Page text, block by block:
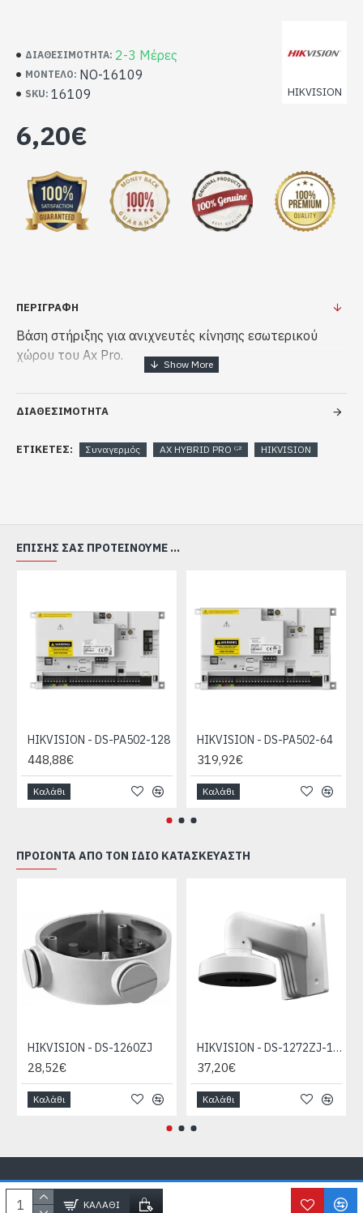
ΔΙΑΘΕΣΙΜΌΤΗΤΑ: 2-3 Μέρες
ΜΟΝΤΈΛΟ: NO-16109
SKU: 16109 HIKVISION
6,20€
ΚΑΛΆΘΙ
ΠΕΡΙΓΡΑΦΗ
Βάση στήριξης για ανιχνευτές κίνησης εσωτερικού
χώρου του Ax Pro.
ΔΙΑΘΕΣΙΜΟΤΗΤΑ
ΕΤΙΚΈΤΕΣ: Συναγερμός AX HYBRID PRO ᴳ² HIKVISION
ΕΠΊΣΗΣ ΣΑΣ ΠΡΟΤΕΊΝΟΥΜΕ ...
HIKVISION - DS-PA502-128
448,88€
Καλάθι
HIKVISION - DS-PA502-64
319,92€
Καλάθι
ΠΡΟΙΌΝΤΑ ΑΠΌ ΤΟΝ ΊΔΙΟ ΚΑΤΑΣΚΕΥΑΣΤΉ
HIKVISION - DS-1260ZJ
28,52€
Καλάθι
HIKVISION - DS-1272ZJ-110-TRS
37,20€
Καλάθι
Copyright © SecureLife.gr2026, All Rights Reserved